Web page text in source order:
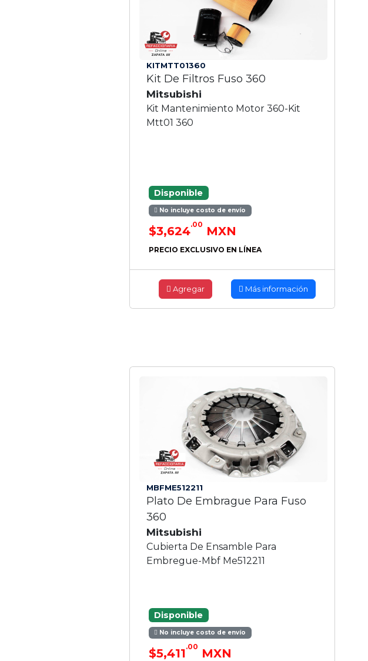
KITMTT01360
Kit De Filtros Fuso 360
Mitsubishi
Kit Mantenimiento Motor 360-Kit
Mtt01 360
Disponible
No incluye costo de envío
$3,624.00 MXN
PRECIO EXCLUSIVO EN LÍNEA
Agregar Más información
MBFME512211
Plato De Embrague Para Fuso
360
Mitsubishi
Cubierta De Ensamble Para
Embregue-Mbf Me512211
Disponible
No incluye costo de envío
$5,411.00 MXN